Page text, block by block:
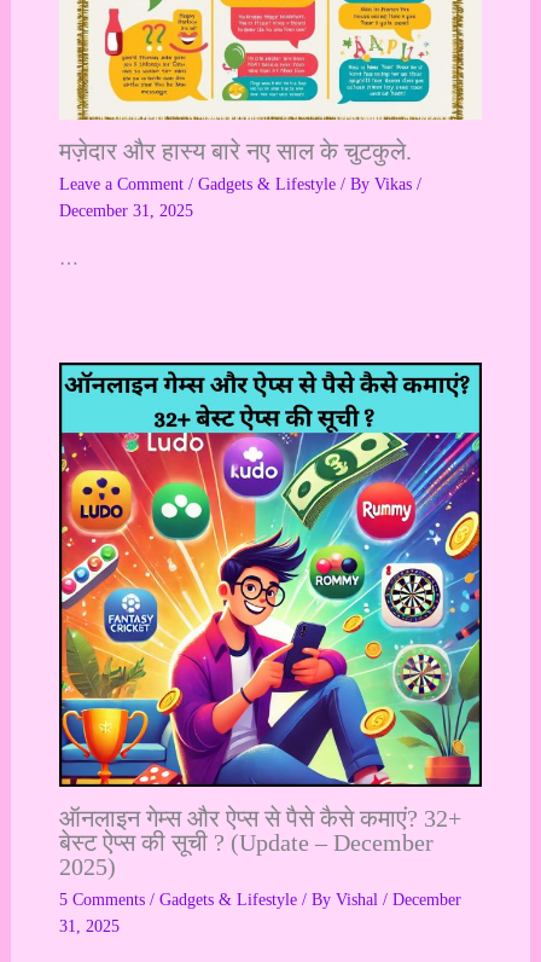
मज़ेदार और हास्य बारे नए साल के चुटकुले.
Leave a Comment / Gadgets & Lifestyle/ By Vikas /
December 31, 2025
…
ऑनलाइन गेम्स और ऐप्स से पैसे कैसे कमाएं? 32+
बेस्ट ऐप्स की सूची ? (Update – December
2025)
5 Comments / Gadgets & Lifestyle/ By Vishal / December
31, 2025